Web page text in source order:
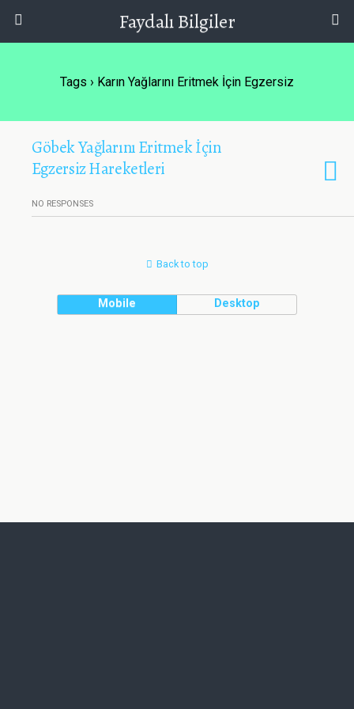
Faydalı Bilgiler
Tags › Karın Yağlarını Eritmek İçin Egzersiz
Göbek Yağlarını Eritmek İçin
Egzersiz Hareketleri
NO RESPONSES
Back to top
Mobile Desktop